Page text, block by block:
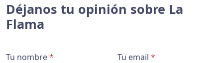
Déjanos tu opinión sobre La
Flama
Tu nombre* Tu email *